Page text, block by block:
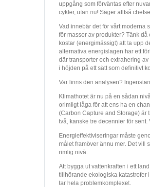
uppgång som förväntas efter
cykler, utan nu! Säger alltså
Vad innebär det för vårt moderna
för massor av produkter? Tänk
kostar (energimässigt) att ta upp
alternativa energislagen har ett
där transporter och extrahering
i höjden på ett sätt som definitivt
Var finns den analysen?
Klimathotet är nu på en sådan
orimligt låga för att ens ha en
(Carbon Capture and Storage) är
två, kanske tre decennier för
Energieffektiviseringar måste
målet framöver ännu mer. Det vill
rimlig nivå.
Att bygga ut vattenkraften i ett
tillhörande ekologiska katastrofer
tar hela problemkomplexet.